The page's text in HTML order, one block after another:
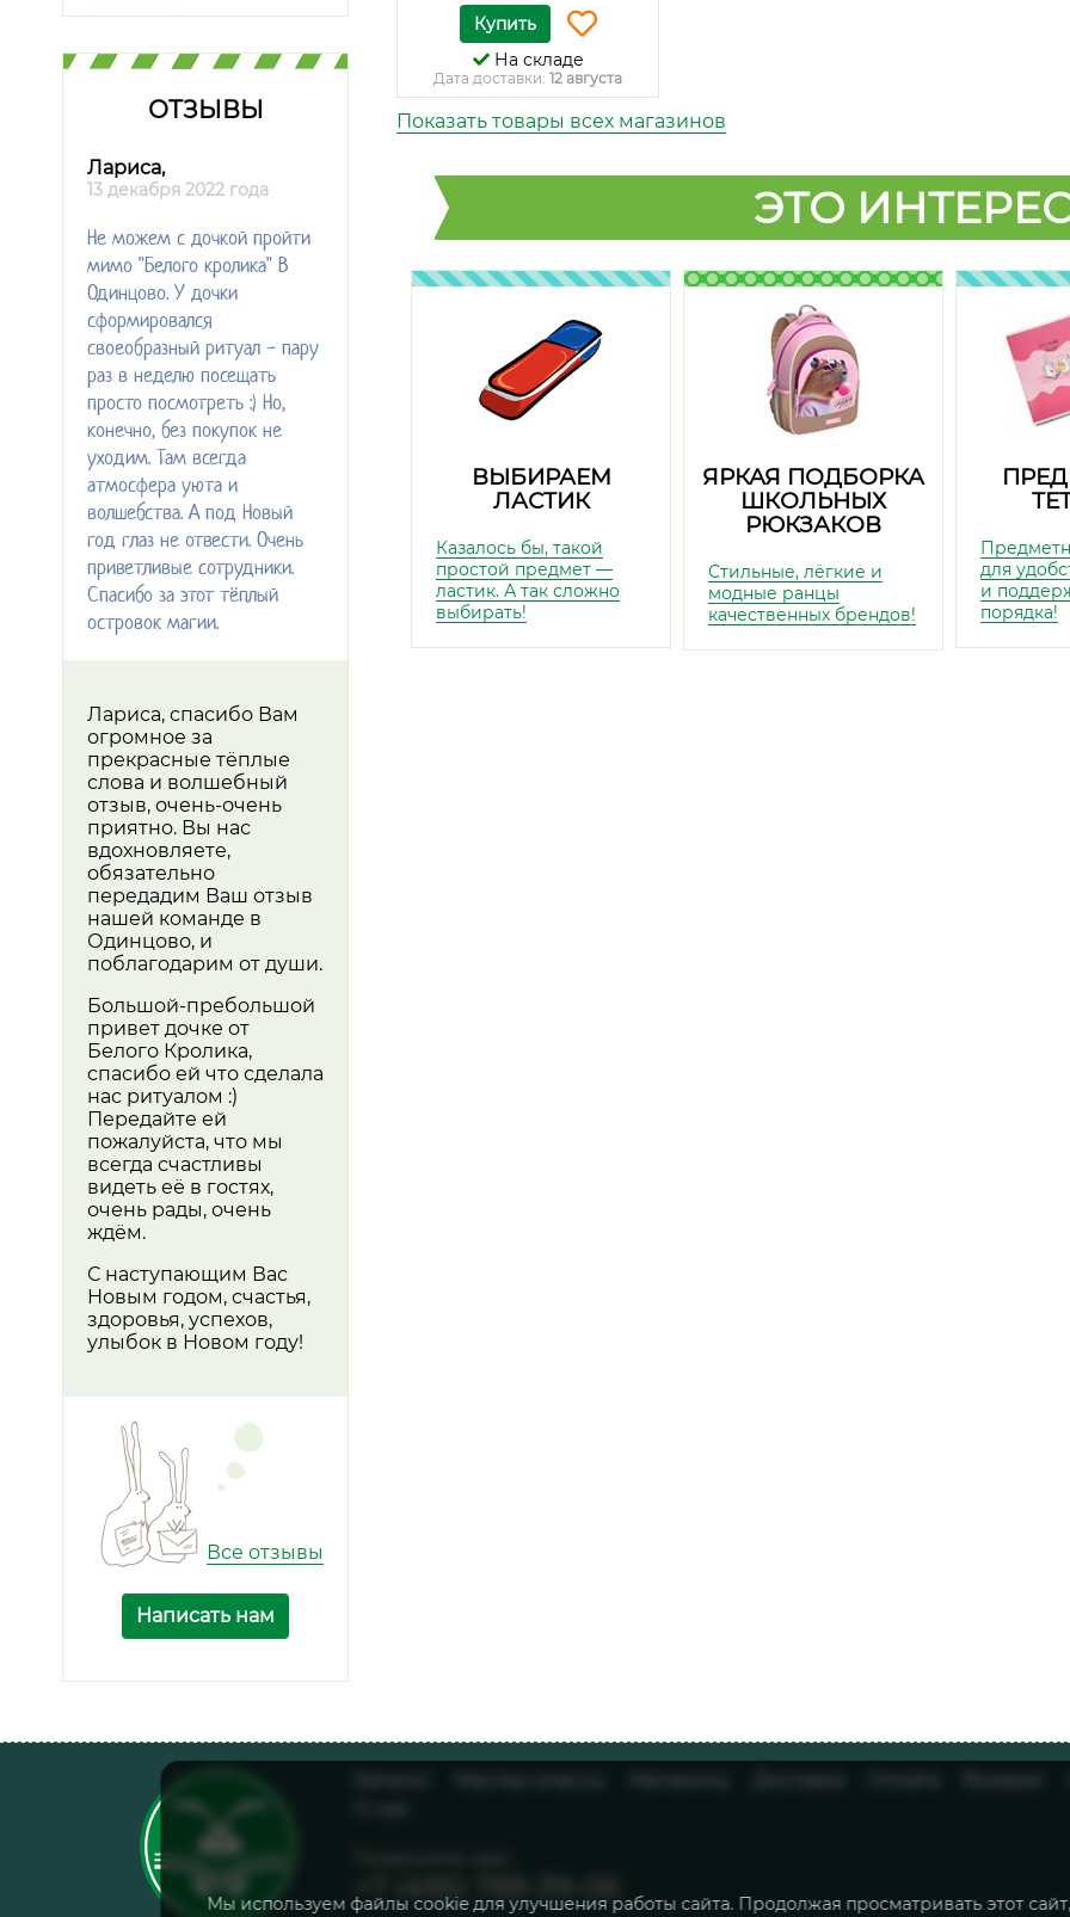
ОТЗЫВЫ
Лариса,
13 декабря 2022 года
Не можем с дочкой пройти
мимо "Белого кролика" В
Одинцово. У дочки
сформировался
своеобразный ритуал - пару
раз в неделю посещать
просто посмотреть :) Но,
конечно, без покупок не
уходим. Там всегда
атмосфера уюта и
волшебства. А под Новый
год глаз не отвести. Очень
приветливые сотрудники.
Спасибо за этот тёплый
островок магии.
Лариса, спасибо Вам
огромное за
прекрасные тёплые
слова и волшебный
отзыв, очень-очень
приятно. Вы нас
вдохновляете,
обязательно
передадим Ваш отзыв
нашей команде в
Одинцово, и
поблагодарим от души.
Большой-пребольшой
привет дочке от
Белого Кролика,
спасибо ей что сделала
нас ритуалом :)
Передайте ей
пожалуйста, что мы
всегда счастливы
видеть её в гостях,
очень рады, очень
ждём.
С наступающим Вас
Новым годом, счастья,
здоровья, успехов,
улыбок в Новом году!
Все отзывы
Написать нам
Купить
На складе
Дата доставки: 12 августа
Показать товары всех магазинов
ЭТО
ВЫБИРАЕМ
ЛАСТИК
Казалось бы, такой
простой предмет —
ластик. А так сложно
выбирать!
ЯРКАЯ ПОДБОРКА
ШКОЛЬНЫХ
РЮКЗАКОВ
Стильные, лёгкие и
модные ранцы
качественных брендов!
для
и
порядка!
+7 (495) 789-39-06
Мы используем файлы cookie для улучшения работы сайта. Продолжая просматривать этот